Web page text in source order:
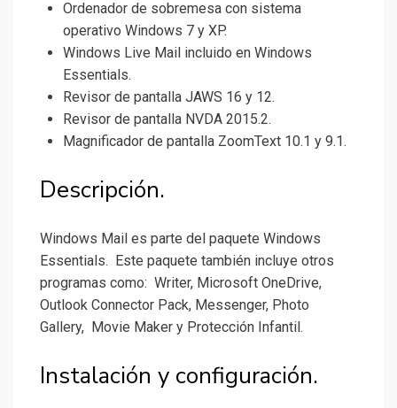
Ordenador de sobremesa con sistema
operativo Windows 7 y XP.
Windows Live Mail incluido en Windows
Essentials.
Revisor de pantalla JAWS 16 y 12.
Revisor de pantalla NVDA 2015.2.
Magnificador de pantalla ZoomText 10.1 y 9.1.
Descripción.
Windows Mail es parte del paquete Windows
Essentials. Este paquete también incluye otros
programas como: Writer, Microsoft OneDrive,
Outlook Connector Pack, Messenger, Photo
Gallery, Movie Maker y Protección Infantil.
Instalación y configuración.